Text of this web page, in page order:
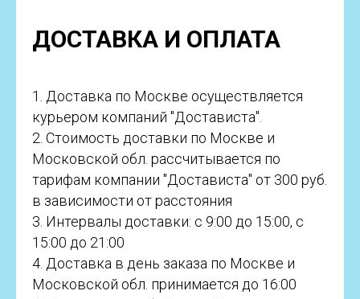
ДОСТАВКА И ОПЛАТА
1. Доставка по Москве осуществляется
курьером компаний "Достависта".
2. Стоимость доставки по Москве и
Московской обл. рассчитывается по
тарифам компании "Достависта" от 300 руб.
в зависимости от расстояния
3. Интервалы доставки: с 9:00 до 15:00, с
15:00 до 21:00
4. Доставка в день заказа по Москве и
Московской обл. принимается до 16:00